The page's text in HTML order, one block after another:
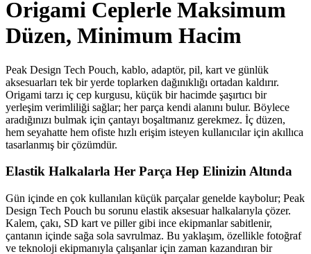
Origami Ceplerle Maksimum
Düzen, Minimum Hacim
Peak Design Tech Pouch, kablo, adaptör, pil, kart ve günlük
aksesuarları tek bir yerde toplarken dağınıklığı ortadan kaldırır.
Origami tarzı iç cep kurgusu, küçük bir hacimde şaşırtıcı bir
yerleşim verimliliği sağlar; her parça kendi alanını bulur. Böylece
aradığınızı bulmak için çantayı boşaltmanız gerekmez. İç düzen,
hem seyahatte hem ofiste hızlı erişim isteyen kullanıcılar için akıllıca
tasarlanmış bir çözümdür.
Elastik Halkalarla Her Parça Hep Elinizin Altında
Gün içinde en çok kullanılan küçük parçalar genelde kaybolur; Peak
Design Tech Pouch bu sorunu elastik aksesuar halkalarıyla çözer.
Kalem, çakı, SD kart ve piller gibi ince ekipmanlar sabitlenir,
çantanın içinde sağa sola savrulmaz. Bu yaklaşım, özellikle fotoğraf
ve teknoloji ekipmanıyla çalışanlar için zaman kazandıran bir